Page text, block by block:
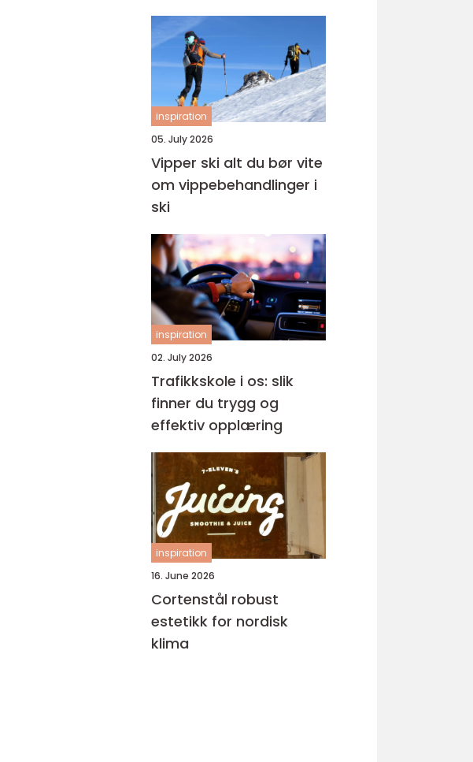
det
inspiration
05. July 2026
Vipper ski alt du bør vite
om vippebehandlinger i
ski
inspiration
02. July 2026
Trafikkskole i os: slik
finner du trygg og
effektiv opplæring
inspiration
16. June 2026
Cortenstål robust
estetikk for nordisk
klima